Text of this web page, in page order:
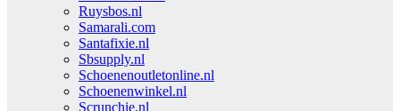
Ruysbos.nl
Samarali.com
Santafixie.nl
Sbsupply.nl
Schoenenoutletonline.nl
Schoenenwinkel.nl
Scrunchie.nl